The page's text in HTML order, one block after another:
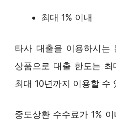
최대 1% 이내
타사 대출을 이용하시는
상품으로 대출 한도는
최대 10년까지 이용할 수
중도상환 수수료가 1%